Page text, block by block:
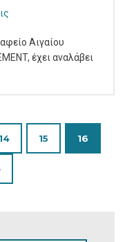
Αιγαίου
έχει αναλάβει
14 15 16